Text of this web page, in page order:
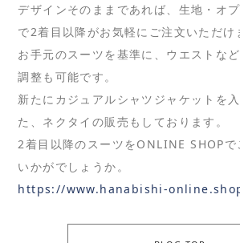
デザインそのままであれば、生地・オ
で2着目以降がお気軽にご注文いただけ
お手元のスーツを基準に、ウエストな
調整も可能です。
新たにカジュアルシャツジャケットを
た、ネクタイの販売もしております。
2着目以降のスーツをONLINE SHOPで
いかがでしょうか。
https://www.hanabishi-